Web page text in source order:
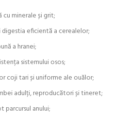
minerale și grit;
eficientă a cerealelor;
a hranei;
sistemului osos;
coji tari și uniforme ale ouălor;
adulți, reproducători și tineret;
anului;